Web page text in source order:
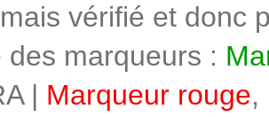
vérifié et donc
des marqueurs :
| Marqueur rouge,